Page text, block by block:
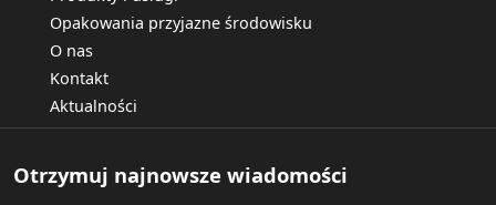
Opakowania przyjazne środowisku
O nas
Kontakt
Aktualności
Otrzymuj najnowsze wiadomości